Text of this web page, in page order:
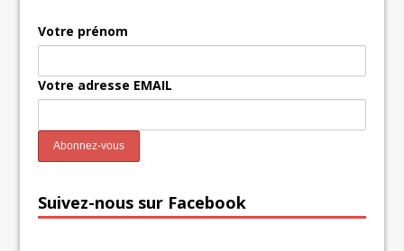
Votre prénom
Votre adresse EMAIL
Suivez-nous sur Facebook